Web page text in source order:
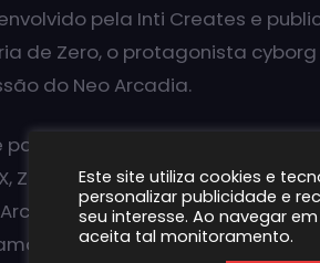
pela Inti Creates e
de Zero, o protagonista
do Neo Arcadia.
alguns meses após os
Zero continua a liderar a
No entanto, uma nova
“Elpizo” busca o poder
Este site utiliza cookies e
personalizar publicidade e
seu interesse. Ao navegar
aceita tal monitoramento.